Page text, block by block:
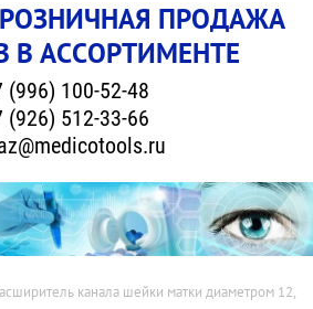
ПРОДАЖА
В АССОРТИМЕНТЕ
(996) 100-52-48
(926) 512-33-66
канала шейки матки диаметром 12,5